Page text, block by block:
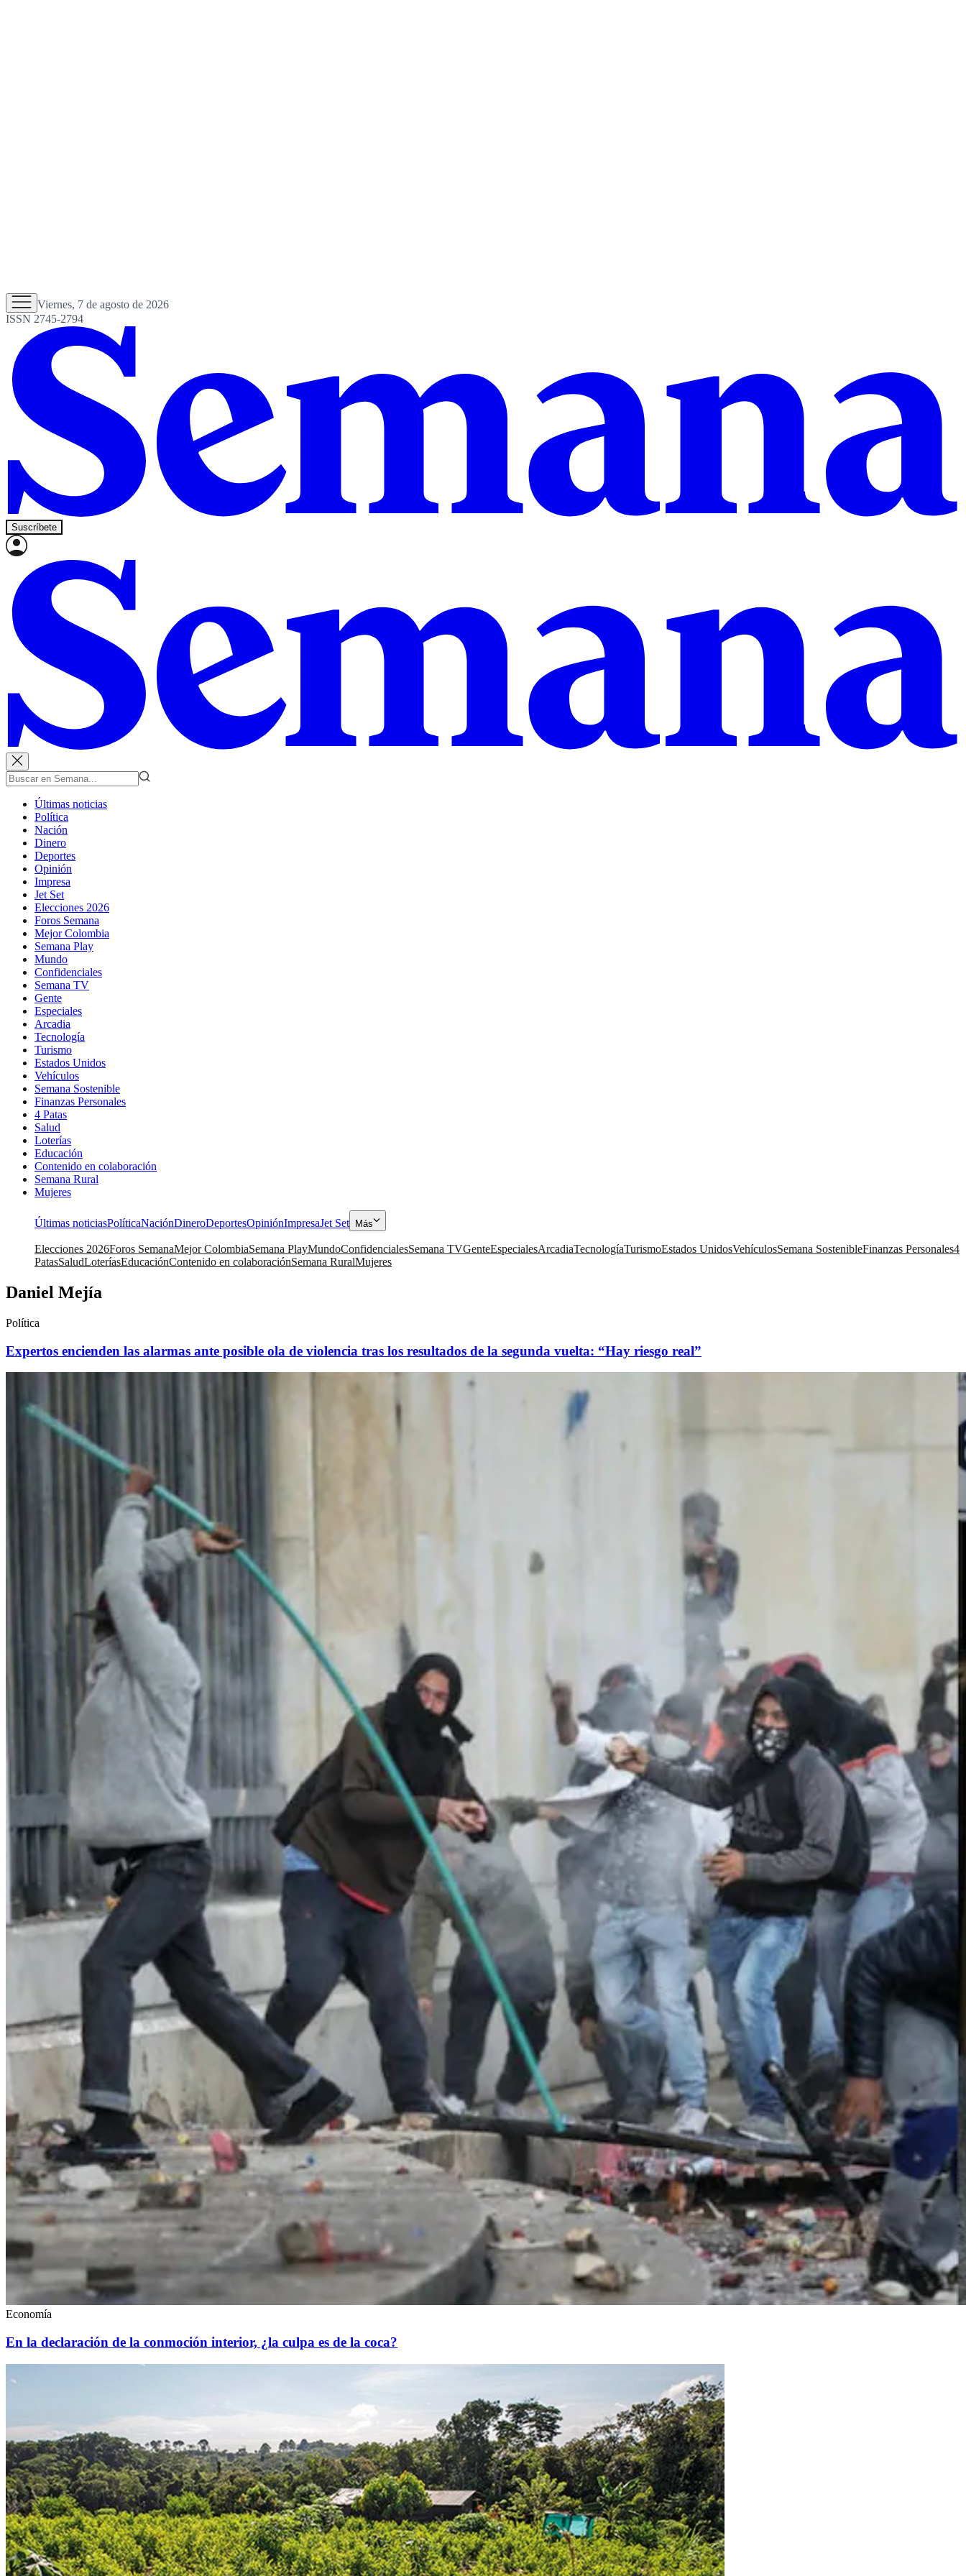
Viernes, 7 de agosto de 2026
ISSN 2745-2794
Suscríbete
Últimas noticias
Política
Nación
Dinero
Deportes
Opinión
Impresa
Jet Set
Elecciones 2026
Foros Semana
Mejor Colombia
Semana Play
Mundo
Confidenciales
Semana TV
Gente
Especiales
Arcadia
Tecnología
Turismo
Estados Unidos
Vehículos
Semana Sostenible
Finanzas Personales
4 Patas
Salud
Loterías
Educación
Contenido en colaboración
Semana Rural
Mujeres
Últimas noticiasPolíticaNaciónDineroDeportesOpiniónImpresaJet Set Más
Elecciones 2026Foros SemanaMejor ColombiaSemana PlayMundoConfidencialesSemana TVGenteEspecialesArcadiaTecnologíaTurismoEstados UnidosVehículosSemana SostenibleFinanzas Personales4
PatasSaludLoteríasEducaciónContenido en colaboraciónSemana RuralMujeres
Daniel Mejía
Política
Expertos encienden las alarmas ante posible ola de violencia tras los resultados de la segunda vuelta: “Hay riesgo real”
Economía
En la declaración de la conmoción interior, ¿la culpa es de la coca?